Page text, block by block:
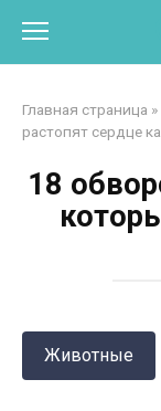
контенту
Главная страница »
растопят сердце
18
Животные